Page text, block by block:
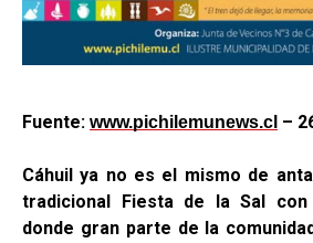
Fuente: www.pichilemunews.cl –
Cáhuil ya no es el mismo de
tradicional Fiesta de la Sal
donde gran parte de la